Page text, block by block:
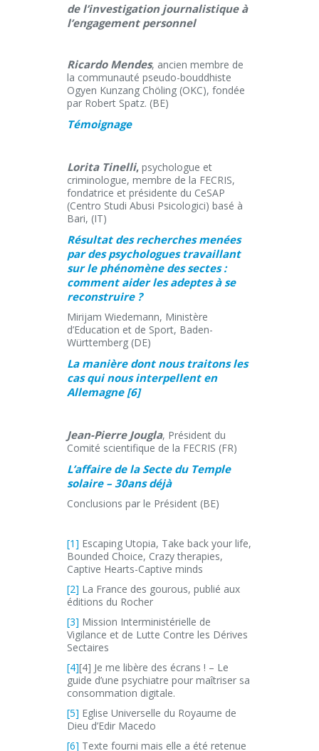
de l’investigation journalistique à
l’engagement personnel
Ricardo Mendes, ancien membre de
la communauté pseudo-bouddhiste
Ogyen Kunzang Chöling (OKC), fondée
par Robert Spatz. (BE)
Témoignage
Lorita Tinelli, psychologue et
criminologue, membre de la FECRIS,
fondatrice et présidente du CeSAP
(Centro Studi Abusi Psicologici) basé à
Bari, (IT)
Résultat des recherches menées
par des psychologues travaillant
sur le phénomène des sectes :
comment aider les adeptes à se
reconstruire ?
Mirijam Wiedemann, Ministère
d’Education et de Sport, Baden-
Württemberg (DE)
La manière dont nous traitons les
cas qui nous interpellent en
Allemagne [6]
Jean-Pierre Jougla, Président du
Comité scientifique de la FECRIS (FR)
L’affaire de la Secte du Temple
solaire – 30ans déjà
Conclusions par le Président (BE)
[1] Escaping Utopia, Take back your life,
Bounded Choice, Crazy therapies,
Captive Hearts-Captive minds
[2] La France des gourous, publié aux
éditions du Rocher
[3] Mission Interministérielle de
Vigilance et de Lutte Contre les Dérives
Sectaires
[4][4] Je me libère des écrans ! – Le
guide d’une psychiatre pour maîtriser sa
consommation digitale.
[5] Eglise Universelle du Royaume de
Dieu d’Edir Macedo
[6] Texte fourni mais elle a été retenue